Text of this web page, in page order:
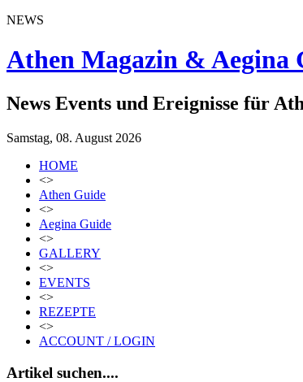
NEWS
Athen Magazin & Aegina
News Events und Ereignisse für
Samstag, 08. August 2026
HOME
<>
Athen Guide
<>
Aegina Guide
<>
GALLERY
<>
EVENTS
<>
REZEPTE
<>
ACCOUNT / LOGIN
Artikel suchen....